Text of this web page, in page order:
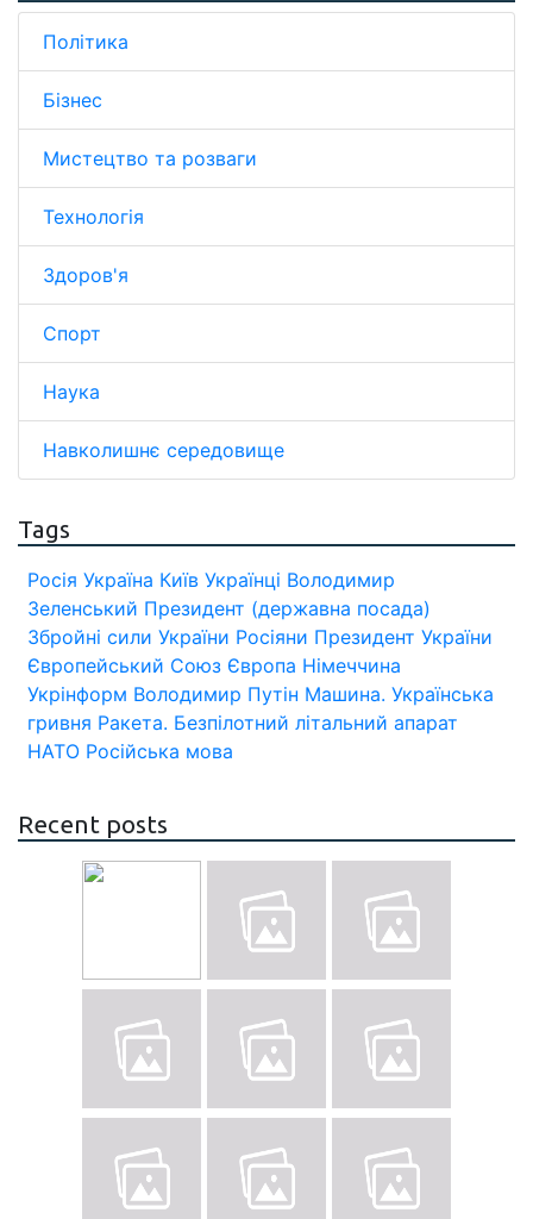
Політика
Бізнес
Мистецтво та розваги
Технологія
Здоров'я
Спорт
Наука
Навколишнє середовище
Tags
Росія Україна Київ Українці Володимир
Зеленський Президент (державна посада)
Збройні сили України Росіяни Президент України
Європейський Союз Європа Німеччина
Укрінформ Володимир Путін Машина. Українська
гривня Ракета. Безпілотний літальний апарат
НАТО Російська мова
Recent posts